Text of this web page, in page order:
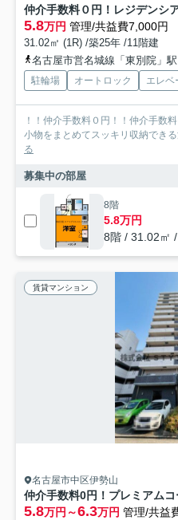
仲介手数料０円！レジデンシ
5.8万円 管理/共益費7,000円
31.02㎡ (1R) /築25年 /11階建
名古屋市営名城線「東別院」
駐輪場 オートロック エレベ
！！仲介手数料０円！！仲介手数
小物をまとめてスッキリ収納でき
る
募集中の部屋
8階
5.8万円
8階 / 31.02㎡
賃貸マンション
名古屋市中区伊勢山
5.8万円～6.3万円 管理/共益